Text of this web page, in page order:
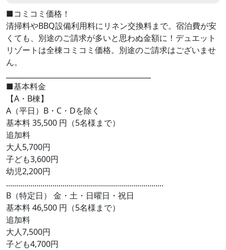
■コミコミ価格！
清掃料やBBQ設備利用料にリネン交換料まで。宿泊費が安
くても、別途のご請求が多いと思わぬ金額に！デュエット
リゾートは全棟コミコミ価格。別途のご請求はございませ
ん。
■基本料金
【A・B棟】
A（平日）B・C・Dを除く
基本料 35,500 円（5名様まで）
追加料
大人5,700円
子ども3,600円
幼児2,200円
..............................................................................
B（特定日） 金・土・日曜日・祝日
基本料 46,500 円（5名様まで）
追加料
大人7,500円
子ども4,700円